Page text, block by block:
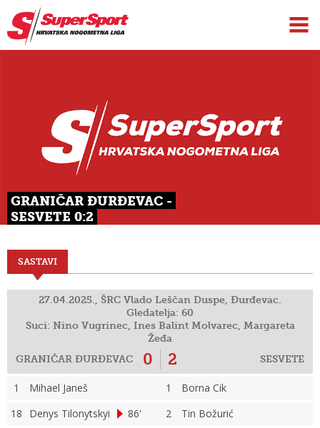
GRANIČAR ĐURĐEVAC -
SESVETE 0:2
SASTAVI
27.04.2025., ŠRC Vlado Leščan Duspe, Đurđevac.
Gledatelja: 60
Suci: Nino Vugrinec, Ines Balint Molvarec, Margareta
Žeđa
GRANIČAR ĐURĐEVAC
0 SESVETE
2
1 Mihael Janeš 1
Borna Cik
18
Denys Tilonytskyi 86' 2 Tin Božurić